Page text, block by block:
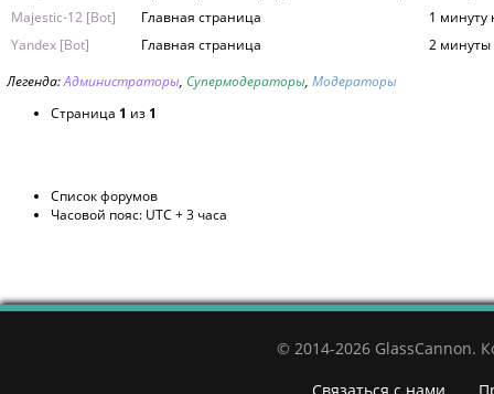
Majestic-12 [Bot]
Главная страница
1 минуту
Yandex [Bot]
Главная страница
2 минуты
Легенда:Администраторы, Супермодераторы, Модераторы
Страница 1 из 1
Список форумов
Часовой пояс: UTC + 3 часа
© 2014-2026 GlassCannon.